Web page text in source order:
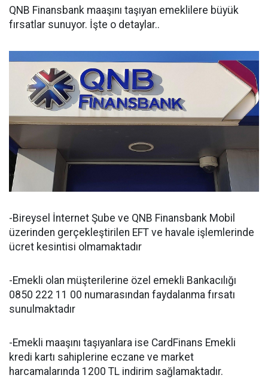
QNB Finansbank maaşını taşıyan emeklilere büyük
fırsatlar sunuyor. İşte o detaylar..
-Bireysel İnternet Şube ve QNB Finansbank Mobil
üzerinden gerçekleştirilen EFT ve havale işlemlerinde
ücret kesintisi olmamaktadır
-Emekli olan müşterilerine özel emekli Bankacılığı
0850 222 11 00 numarasından faydalanma fırsatı
sunulmaktadır
-Emekli maaşını taşıyanlara ise CardFinans Emekli
kredi kartı sahiplerine eczane ve market
harcamalarında 1200 TL indirim sağlamaktadır.